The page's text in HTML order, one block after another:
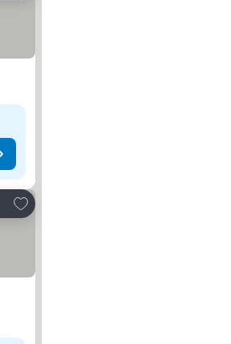
Agregar a favoritos